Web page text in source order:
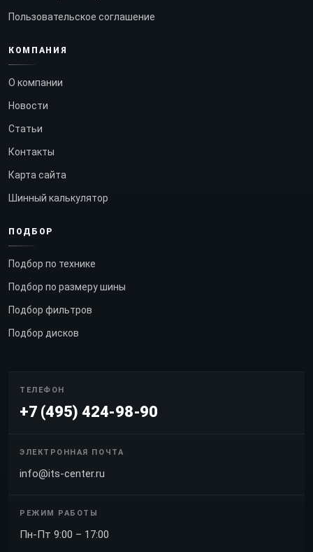
Пользовательское соглашение
КОМПАНИЯ
О компании
Новости
Статьи
Контакты
Карта сайта
Шинный калькулятор
ПОДБОР
Подбор по технике
Подбор по размеру шины
Подбор фильтров
Подбор дисков
ТЕЛЕФОН
+7 (495) 424-98-90
ЭЛЕКТРОННАЯ ПОЧТА
info@its-center.ru
РЕЖИМ РАБОТЫ
Пн-Пт 9:00 – 17:00